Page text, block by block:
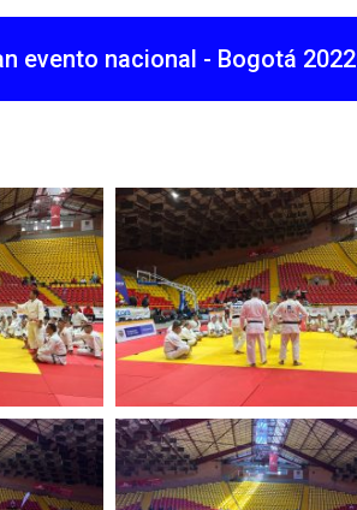
evento nacional - Bogotá 2022